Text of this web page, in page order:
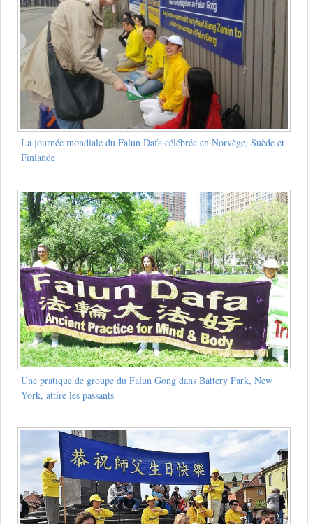
La journée mondiale du Falun Dafa célébrée en Norvège, Suède et
Finlande
Une pratique de groupe du Falun Gong dans Battery Park, New
York, attire les passants